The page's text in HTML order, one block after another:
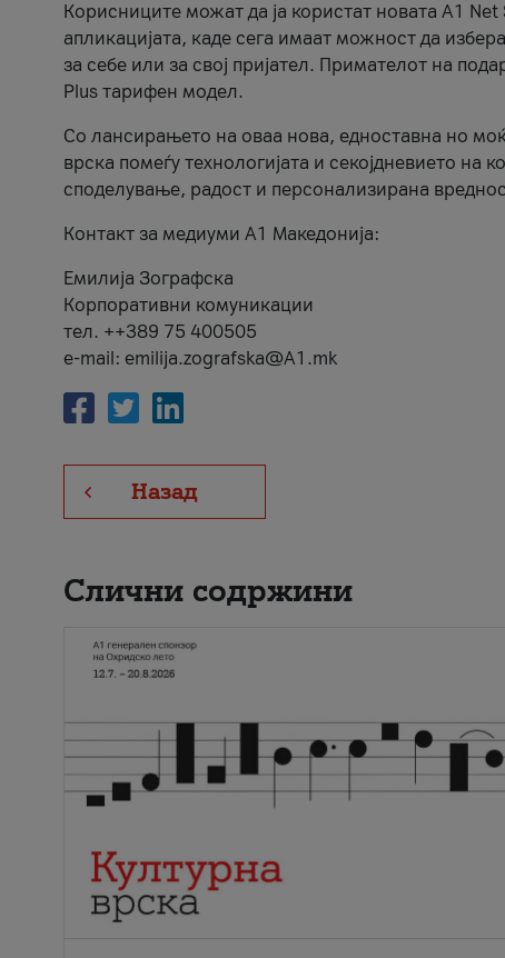
Корисниците можат да ја користат новата А1
апликацијата, каде сега имаат можност да
за себе или за свој пријател. Примателот на
Plus тарифен модел.
Со лансирањето на оваа нова, едноставна но
врска помеѓу технологијата и секојдневието на
споделување, радост и персонализирана
Контакт за медиуми А1 Македонија:
Емилија Зографска
Корпоративни комуникации
тел. ++389 75 400505
e-mail: emilija.zografska@A1.mk
Назад
Слични содржини